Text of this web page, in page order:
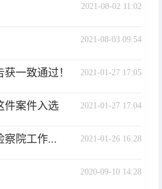
2021-08-02 11:02
2021-08-03 09:54
2021-01-27 17:05
一致通过！
2021-01-27 17:04
件案件入选
2021-01-26 16:28
察院工作...
2020-09-10 14:28